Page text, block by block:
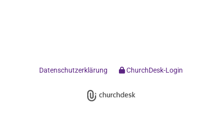
Datenschutzerklärung ChurchDesk-Login